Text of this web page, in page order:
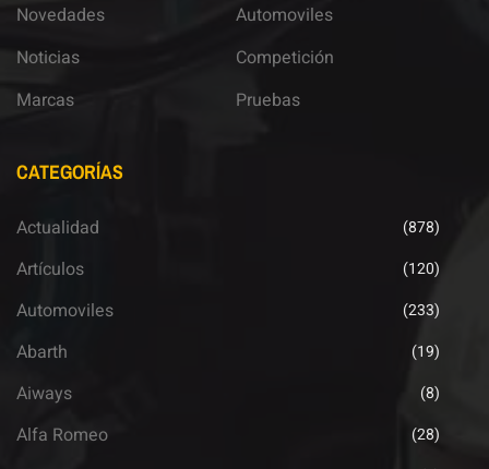
Novedades
Noticias
Marcas
Automoviles
Competición
Pruebas
CATEGORÍAS
Actualidad (878)
Artículos (120)
Automoviles (233)
Abarth (19)
Aiways (8)
Alfa Romeo (28)